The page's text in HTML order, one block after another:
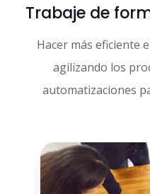
Trabaje de
Hacer más eficiente
agilizando los
automatizaciones